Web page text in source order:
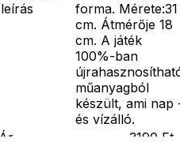
leírás
forma. Mérete:31
cm. Átmérője 18
cm. A játék
100%-ban
műanyagból
készült, ami nap
és vízálló.
Ár
3190 Ft